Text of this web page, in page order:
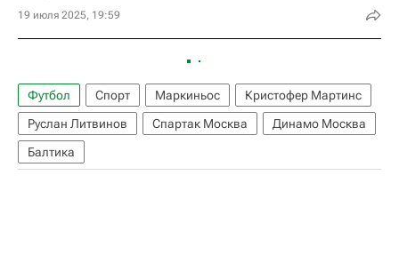
19 июля 2025, 19:59
Футбол Спорт Маркиньос
Кристофер Мартинс
Руслан Литвинов
Спартак Москва
Динамо Москва
Балтика